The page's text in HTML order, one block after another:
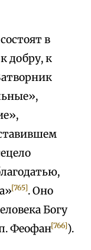
в
добру, к
[765]. Оно
Богу
Феофан[766]).